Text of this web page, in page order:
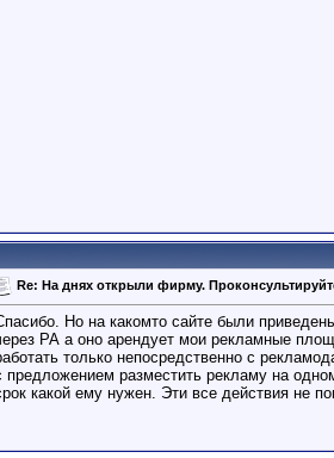
Re: На днях открыли фирму.
Но на какомто сайте были
РА а оно арендует мои рекламные
только непосредственно с
предложением разместить рекламу на
какой ему нужен. Эти все действия не